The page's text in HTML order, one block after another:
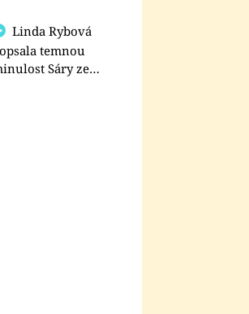
Linda Rybová
temnou
Sáry ze